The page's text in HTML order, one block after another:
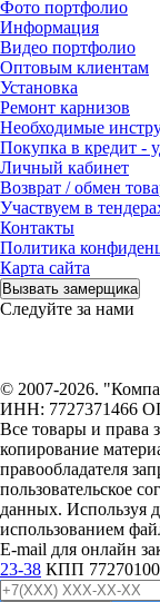
Фото портфолио
Информация
Видео портфолио
Оптовым клиентам
Установка
Ремонт карнизов
Необходимые
Покупка в кредит -
Личный кабинет
Возврат / обмен
Участвуем в
Контакты
Политика
Карта сайта
Вызвать замерщика
Следуйте за нами
© 2007-2026.
ИНН: 7727371466
Все товары и права
копирование
правообладателя
пользовательское
данных. Используя
использованием
E-mail для онлайн
23-38 КПП